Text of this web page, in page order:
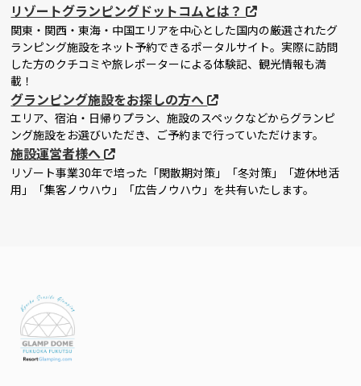
リゾートグランピングドットコムとは？
関東・関西・東海・中国エリアを中心とした国内の厳選されたグ
ランピング施設をネット予約できるポータルサイト。実際に訪問
した方のクチコミや旅レポーターによる体験記、観光情報も満
載！
グランピング施設をお探しの方へ
エリア、宿泊・日帰りプラン、施設のスペックなどからグランピ
ング施設をお選びいただき、ご予約まで行っていただけます。
施設運営者様へ
リゾート事業30年で培った「閑散期対策」「冬対策」「遊休地活
用」「集客ノウハウ」「広告ノウハウ」を共有いたします。